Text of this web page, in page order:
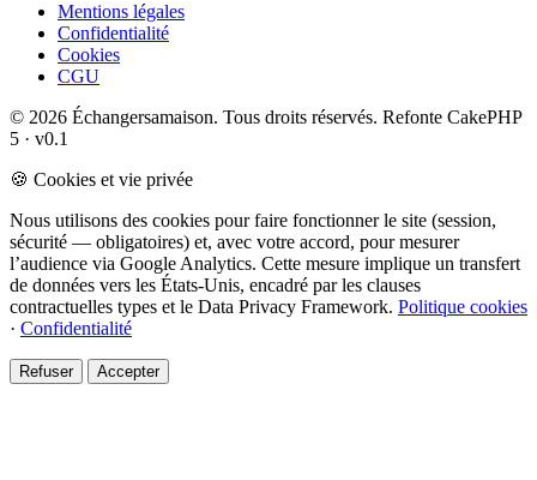
Mentions légales
Confidentialité
Cookies
CGU
© 2026 Échangersamaison. Tous droits réservés. Refonte CakePHP
5 · v0.1
🍪 Cookies et vie privée
Nous utilisons des cookies pour faire fonctionner le site (session,
sécurité — obligatoires) et, avec votre accord, pour mesurer
l’audience via Google Analytics. Cette mesure implique un transfert
de données vers les États-Unis, encadré par les clauses
contractuelles types et le Data Privacy Framework. Politique cookies
· Confidentialité
Refuser Accepter